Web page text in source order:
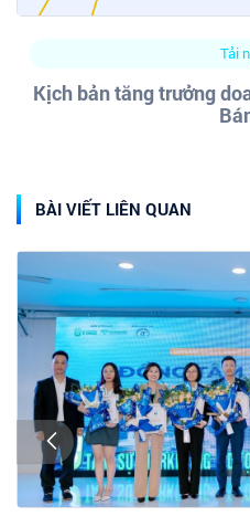
Tải
Kịch bản tăng trưởng
BÀI VIẾT LIÊN QUAN